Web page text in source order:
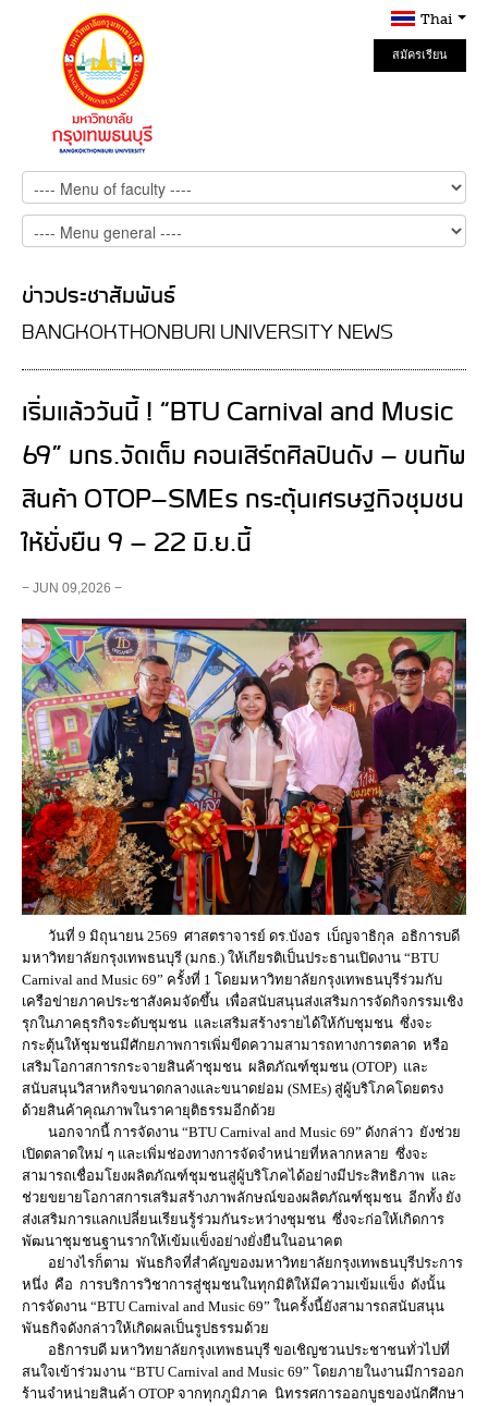
Thai
สมัครเรียน
Online
ข่าวประชาสัมพันธ์
BANGKOKTHONBURI UNIVERSITY NEWS
เริ่มแล้ววันนี้ ! “BTU Carnival and Music
69” มกธ.จัดเต็ม คอนเสิร์ตศิลปินดัง - ขนทัพ
สินค้า OTOP-SMEs กระตุ้นเศรษฐกิจชุมชน
ให้ยั่งยืน 9 - 22 มิ.ย.นี้
− JUN 09,2026 −
วันที่ 9 มิถุนายน 2569 ศาสตราจารย์ ดร.บังอร เบ็ญจาธิกุล อธิการบดี
มหาวิทยาลัยกรุงเทพธนบุรี (มกธ.) ให้เกียรติเป็นประธานเปิดงาน “BTU
Carnival and Music 69” ครั้งที่ 1 โดยมหาวิทยาลัยกรุงเทพธนบุรีร่วมกับ
เครือข่ายภาคประชาสังคมจัดขึ้น เพื่อสนับสนุนส่งเสริมการจัดกิจกรรมเชิง
รุกในภาคธุรกิจระดับชุมชน และเสริมสร้างรายได้ให้กับชุมชน ซึ่งจะ
กระตุ้นให้ชุมชนมีศักยภาพการเพิ่มขีดความสามารถทางการตลาด หรือ
เสริมโอกาสการกระจายสินค้าชุมชน ผลิตภัณฑ์ชุมชน (OTOP) และ
สนับสนุนวิสาหกิจขนาดกลางและขนาดย่อม (SMEs) สู่ผู้บริโภคโดยตรง
ด้วยสินค้าคุณภาพในราคายุติธรรมอีกด้วย
นอกจากนี้ การจัดงาน “BTU Carnival and Music 69” ดังกล่าว ยังช่วย
เปิดตลาดใหม่ ๆ และเพิ่มช่องทางการจัดจำหน่ายที่หลากหลาย ซึ่งจะ
สามารถเชื่อมโยงผลิตภัณฑ์ชุมชนสู่ผู้บริโภคได้อย่างมีประสิทธิภาพ และ
ช่วยขยายโอกาสการเสริมสร้างภาพลักษณ์ของผลิตภัณฑ์ชุมชน อีกทั้ง ยัง
ส่งเสริมการแลกเปลี่ยนเรียนรู้ร่วมกันระหว่างชุมชน ซึ่งจะก่อให้เกิดการ
พัฒนาชุมชนฐานรากให้เข้มแข็งอย่างยั่งยืนในอนาคต
อย่างไรก็ตาม พันธกิจที่สำคัญของมหาวิทยาลัยกรุงเทพธนบุรีประการ
หนึ่ง คือ การบริการวิชาการสู่ชุมชนในทุกมิติให้มีความเข้มแข็ง ดังนั้น
การจัดงาน “BTU Carnival and Music 69” ในครั้งนี้ยังสามารถสนับสนุน
พันธกิจดังกล่าวให้เกิดผลเป็นรูปธรรมด้วย
อธิการบดี มหาวิทยาลัยกรุงเทพธนบุรี ขอเชิญชวนประชาชนทั่วไปที่
สนใจเข้าร่วมงาน “BTU Carnival and Music 69” โดยภายในงานมีการออก
ร้านจำหน่ายสินค้า OTOP จากทุกภูมิภาค นิทรรศการออกบูธของนักศึกษา